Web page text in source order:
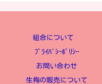
組合について
ﾌﾟﾗｲﾊﾞｼｰﾎﾟﾘｼｰ
お問い合わせ
生梅の販売について